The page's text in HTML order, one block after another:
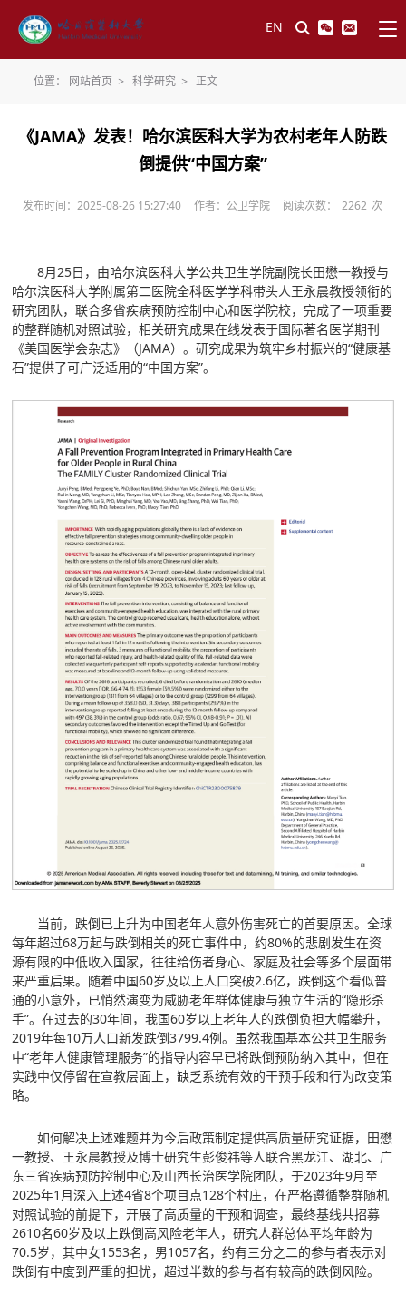
EN
位置： 网站首页 > 科学研究 > 正文
《JAMA》发表！哈尔滨医科大学为农村老年人防跌
倒提供“中国方案”
发布时间：2025-08-26 15:27:40 作者：公卫学院 阅读次数： 2262 次
8月25日，由哈尔滨医科大学公共卫生学院副院长田懋一教授与
哈尔滨医科大学附属第二医院全科医学学科带头人王永晨教授领衔的
研究团队，联合多省疾病预防控制中心和医学院校，完成了一项重要
的整群随机对照试验，相关研究成果在线发表于国际著名医学期刊
《美国医学会杂志》（JAMA）。研究成果为筑牢乡村振兴的“健康基
石”提供了可广泛适用的“中国方案”。
当前，跌倒已上升为中国老年人意外伤害死亡的首要原因。全球
每年超过68万起与跌倒相关的死亡事件中，约80%的悲剧发生在资
源有限的中低收入国家，往往给伤者身心、家庭及社会等多个层面带
来严重后果。随着中国60岁及以上人口突破2.6亿，跌倒这个看似普
通的小意外，已悄然演变为威胁老年群体健康与独立生活的“隐形杀
手”。在过去的30年间，我国60岁以上老年人的跌倒负担大幅攀升，
2019年每10万人口新发跌倒3799.4例。虽然我国基本公共卫生服务
中“老年人健康管理服务”的指导内容早已将跌倒预防纳入其中，但在
实践中仅停留在宣教层面上，缺乏系统有效的干预手段和行为改变策
略。
如何解决上述难题并为今后政策制定提供高质量研究证据，田懋
一教授、王永晨教授及博士研究生彭俊祎等人联合黑龙江、湖北、广
东三省疾病预防控制中心及山西长治医学院团队，于2023年9月至
2025年1月深入上述4省8个项目点128个村庄，在严格遵循整群随机
对照试验的前提下，开展了高质量的干预和调查，最终基线共招募
2610名60岁及以上跌倒高风险老年人，研究人群总体平均年龄为
70.5岁，其中女1553名，男1057名，约有三分之二的参与者表示对
跌倒有中度到严重的担忧，超过半数的参与者有较高的跌倒风险。